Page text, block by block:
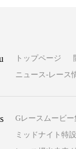
トップページ
ニュース-レース
Gレースムービー
ミッドナイト特設